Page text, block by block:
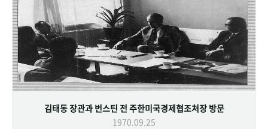
김태동 장관과 번스틴 전 주한미국경제협조처장 방문
1970.09.25